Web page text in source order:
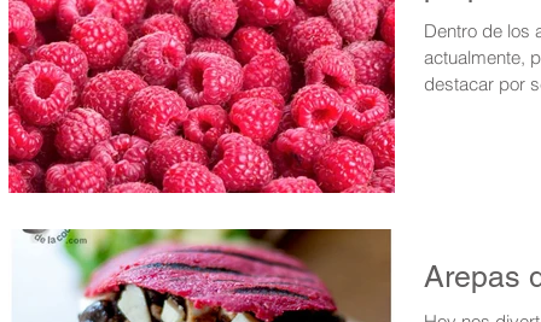
Dentro de los
actualmente,
destacar por
Arepas